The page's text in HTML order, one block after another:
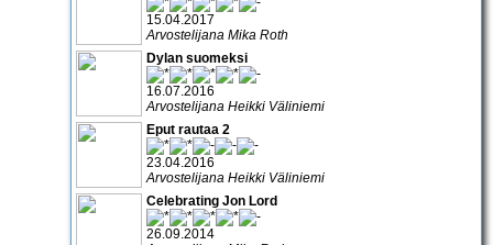
15.04.2017
Arvostelijana Mika Roth
Dylan suomeksi
16.07.2016
Arvostelijana Heikki Väliniemi
Eput rautaa 2
23.04.2016
Arvostelijana Heikki Väliniemi
Celebrating Jon Lord
26.09.2014